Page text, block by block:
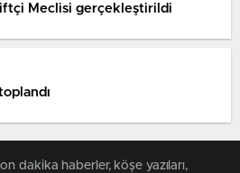
Meclisi gerçekleştirildi
dakika haberler, köşe yazıları,